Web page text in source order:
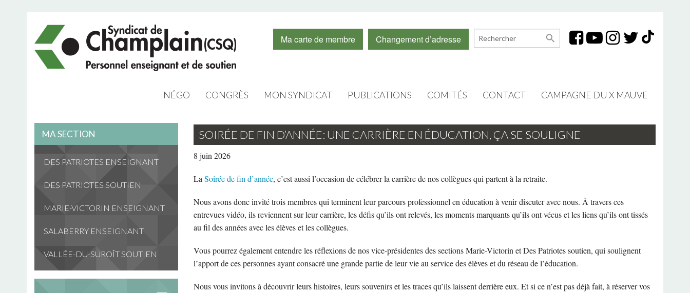
Ma carte de membre Changement d’adresse search
NÉGO
ARCHIVES NÉGO 2020
CONGRÈS MON SYNDICAT
EXÉCUTIFS
RABAIS DES MEMBRES
SONDAGES
ZONE CONCOURS
PUBLICATIONS
INFOS
RÉSUMÉ DES ASSEMBLÉES
INFOLETTRE
INFOLETTRE, LES ARCHIVES
COMMUNIQUÉS
COMITÉS
FEMMES
ÉDUCATION DES ADULTES
ÉDUCATION SYNDICALE
SOCIOPOLITIQUE
CONTACT
BUREAU DE SALABERRY-DE-VALLEYFIELD
CAMPAGNE DU X MAUVE
SOIRÉE DE FIN D’ANNÉE: UNE CARRIÈRE EN ÉDUCATION, ÇA SE SOULIGNE
8 juin 2026
La Soirée de fin d’année, c’est aussi l’occasion de célébrer la carrière de nos collègues qui partent à la retraite.
Nous avons donc invité trois membres qui terminent leur parcours professionnel en éducation à venir discuter avec nous. À travers ces
entrevues vidéo, ils reviennent sur leur carrière, les défis qu’ils ont relevés, les moments marquants qu’ils ont vécus et les liens qu’ils ont tissés
au fil des années avec les élèves et les collègues.
Vous pourrez également entendre les réflexions de nos vice-présidentes des sections Marie-Victorin et Des Patriotes soutien, qui soulignent
l’apport de ces personnes ayant consacré une grande partie de leur vie au service des élèves et du réseau de l’éducation.
Nous vous invitons à découvrir leurs histoires, leurs souvenirs et les traces qu’ils laissent derrière eux. Et si ce n’est pas déjà fait, à réserver vos
MA SECTION
DES PATRIOTES ENSEIGNANT
DES PATRIOTES SOUTIEN
MARIE-VICTORIN ENSEIGNANT
SALABERRY ENSEIGNANT
VALLÉE-DU-SUROÎT SOUTIEN